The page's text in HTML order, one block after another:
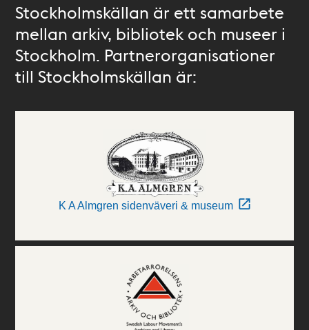
Stockholmskällan är ett samarbete
mellan arkiv, bibliotek och museer i
Stockholm. Partnerorganisationer
till Stockholmskällan är:
K A Almgren sidenväveri & museum